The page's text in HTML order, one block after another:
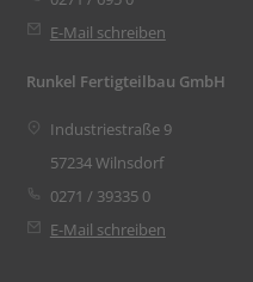
E-Mail schreiben
Runkel Fertigteilbau GmbH
Industriestraße 9
57234 Wilnsdorf
0271 / 39335 0
E-Mail schreiben